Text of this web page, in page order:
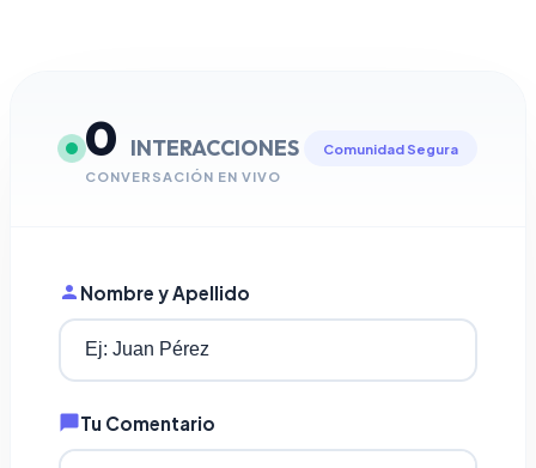
0 INTERACCIONES
CONVERSACIÓN EN VIVO
Comunidad Segura
Nombre y Apellido
Tu Comentario